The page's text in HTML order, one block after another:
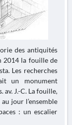
des antiquités
2014 la fouille de
Les recherches
un monument
J.-C. La fouille,
jour l’ensemble
: un escalier